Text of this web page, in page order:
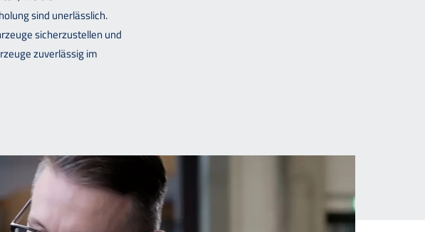
sind unerlässlich.
sicherzustellen und
zuverlässig im